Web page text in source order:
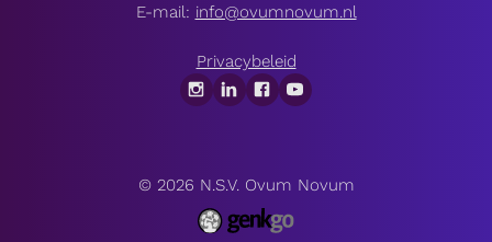
E-mail: info@ovumnovum.nl
Privacybeleid
© 2026 N.S.V. Ovum Novum